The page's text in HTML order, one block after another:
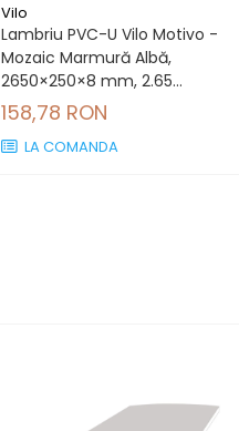
Vilo
Lambriu PVC-U Vilo Motivo -
Mozaic Marmură Albă,
2650×250×8 mm, 2.65
mp/cutie (4 bucăți)
158,78 RON
LA COMANDA